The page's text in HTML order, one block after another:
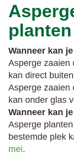
planten
Wanneer kan
Asperge zaaien
kan direct
Asperge zaaien
kan onder glas
Wanneer kan
Asperge
bestemde plek
mei.